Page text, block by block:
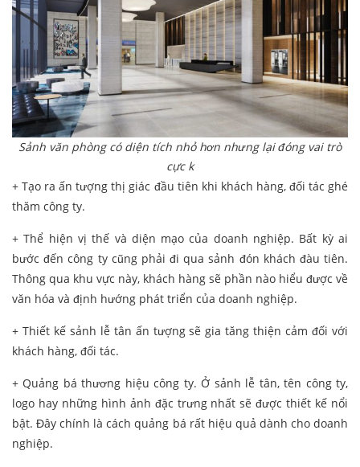
Sảnh văn phòng có diện tích nhỏ hơn nhưng lại đóng vai trò
cực k
+ Tạo ra ấn tượng thị giác đầu tiên khi khách hàng, đối tác ghé
thăm công ty.
+ Thể hiện vị thế và diện mạo của doanh nghiệp. Bất kỳ ai
bước đến công ty cũng phải đi qua sảnh đón khách đàu tiên.
Thông qua khu vực này, khách hàng sẽ phần nào hiểu được về
văn hóa và định hướng phát triển của doanh nghiệp.
+ Thiết kế sảnh lễ tân ấn tượng sẽ gia tăng thiện cảm đối với
khách hàng, đối tác.
+ Quảng bá thương hiệu công ty. Ở sảnh lễ tân, tên công ty,
logo hay những hình ảnh đặc trưng nhất sẽ được thiết kế nổi
bật. Đây chính là cách quảng bá rất hiệu quả dành cho doanh
nghiệp.